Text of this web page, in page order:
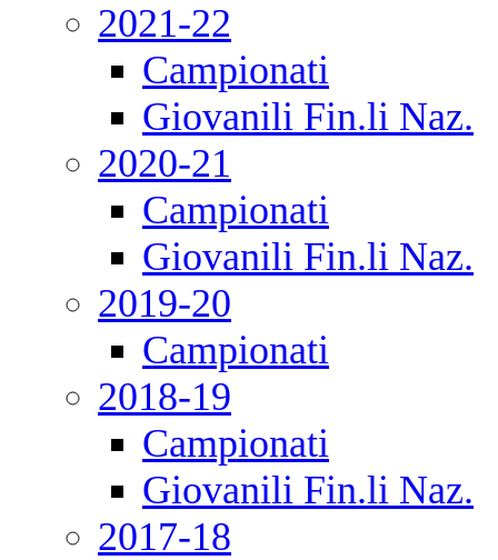
2021-22
Campionati
Giovanili Fin.li Naz.
2020-21
Campionati
Giovanili Fin.li Naz.
2019-20
Campionati
2018-19
Campionati
Giovanili Fin.li Naz.
2017-18